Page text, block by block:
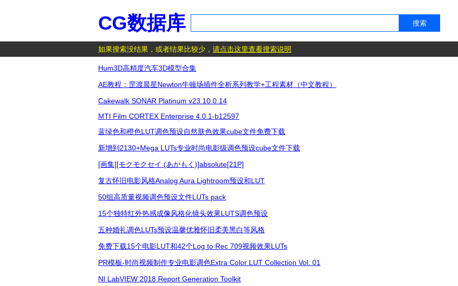
CG数据库
如果搜索没结果，或者结果比较少， 请点击这里查看搜索说明
Hum3D高精度汽车3D模型合集
AE教程：罡渡晨星Newton牛顿场插件全析系列教学+工程素材（中文教程）
Cakewalk SONAR Platinum v23.10.0.14
MTI Film CORTEX Enterprise 4.0.1-b12597
蓝绿色和橙色LUT调色预设自然肤色效果cube文件免费下载
新增到2130+Mega LUTs专业时尚电影级调色预设cube文件下载
[画集][モクモクセイ (あかもく)]absolute[21P]
复古怀旧电影风格Analog Aura Lightroom预设和LUT
50组高质量视频调色预设文件LUTs pack
15个独特红外热感成像风格化镜头效果LUTS调色预设
五种婚礼调色LUTs预设温馨优雅怀旧柔美黑白等风格
免费下载15个电影LUT和42个Log to Rec 709视频效果LUTs
PR模板-时尚视频制作专业电影调色Extra Color LUT Collection Vol. 01
NI LabVIEW 2018 Report Generation Toolkit